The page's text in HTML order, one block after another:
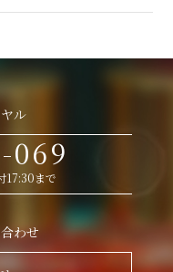
ル
069
17:30まで
わせ